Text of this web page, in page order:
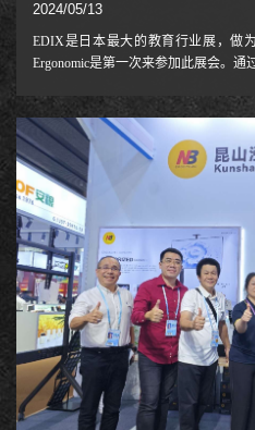
2024/05/13
EDIX是日本最大的教育行业展，做
Ergonomic是第一次来参加此展会。
老师及相关行业服务人员的关注，并